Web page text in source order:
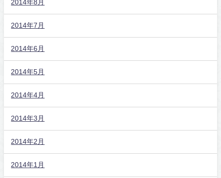
2014年8月
2014年7月
2014年6月
2014年5月
2014年4月
2014年3月
2014年2月
2014年1月